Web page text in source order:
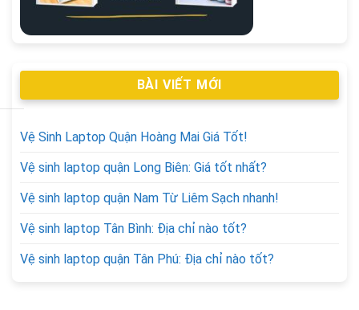
BÀI VIẾT MỚI
Vệ Sinh Laptop Quận Hoàng Mai Giá Tốt!
Vệ sinh laptop quận Long Biên: Giá tốt nhất?
Vệ sinh laptop quận Nam Từ Liêm Sạch nhanh!
Vệ sinh laptop Tân Bình: Địa chỉ nào tốt?
Vệ sinh laptop quận Tân Phú: Địa chỉ nào tốt?